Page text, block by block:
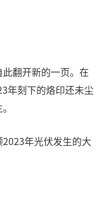
翻开新的一页。在
年刻下的烙印还未尘
年光伏发生的大